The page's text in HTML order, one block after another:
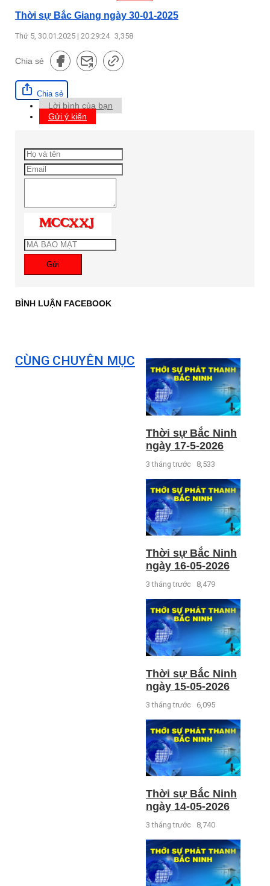
Thời sự Bắc Giang ngày 30-01-2025
Thứ 5, 30.01.2025 | 20:29:24 3,358
Chia sẻ
Chia sẻ
Lời bình của bạn
Gửi ý kiến
Gửi
BÌNH LUẬN FACEBOOK
CÙNG CHUYÊN MỤC
Thời sự Bắc Ninh
ngày 17-5-2026
3 tháng trước 8,533
Thời sự Bắc Ninh
ngày 16-05-2026
3 tháng trước 8,479
Thời sự Bắc Ninh
ngày 15-05-2026
3 tháng trước 6,095
Thời sự Bắc Ninh
ngày 14-05-2026
3 tháng trước 8,740